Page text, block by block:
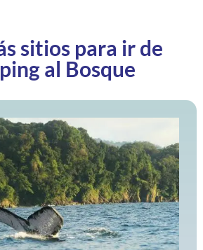
sitios para ir de
al Bosque